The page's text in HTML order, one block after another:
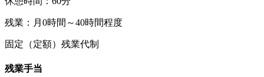
残業：月0時間～40時間程度
固定（定額）残業代制
残業手当